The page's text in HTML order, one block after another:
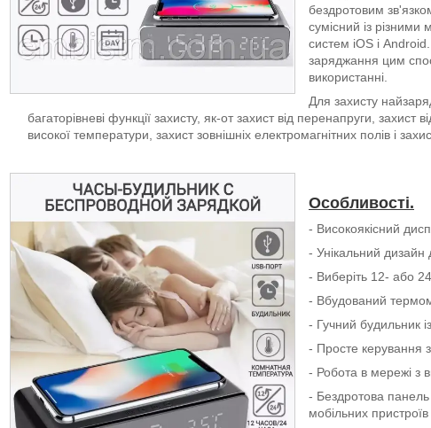
бездротовим
сумісний із
систем iOS і
заряджання цим
використанні.
Для захисту
багаторівневі функції захисту, як-от захист від перенапруги,
високої температури, захист зовнішніх електромагнітних полів і
Особливості.
- Високоякісний
- Унікальний дизайн
- Виберіть 12- або
- Вбудований
- Гучний будильник
- Просте керування
- Робота в мережі з
- Бездротова панель
мобільних пристроїв